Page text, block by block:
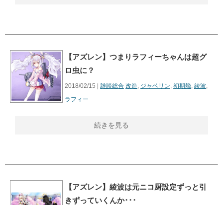
【アズレン】つまりラフィーちゃんは超グ
ロ虫に？
2018/02/15 | 雑談総合 改造, ジャベリン, 初期艦, 綾波,
ラフィー
続きを見る
【アズレン】綾波は元ニコ厨設定ずっと引
きずっていくんか･･･